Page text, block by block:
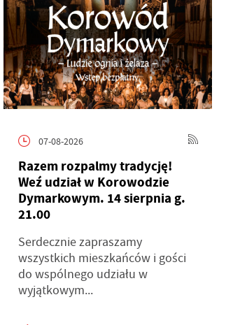
07-08-2026
Razem rozpalmy tradycję!
Weź udział w Korowodzie
Dymarkowym. 14 sierpnia g.
21.00
Serdecznie zapraszamy
wszystkich mieszkańców i gości
do wspólnego udziału w
wyjątkowym...